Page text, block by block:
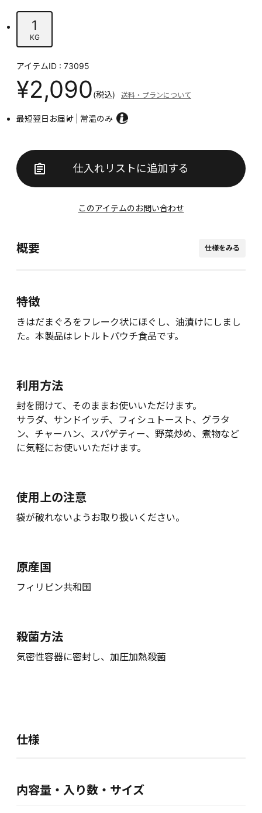
1
KG
アイテムID : 73095
¥2,090(税込) 送料・プランについて
最短翌日お届け 常温のみ
仕入れリストに追加する
このアイテムのお問い合わせ
概要 仕様をみる
特徴
きはだまぐろをフレーク状にほぐし、油漬けにしまし
た。本製品はレトルトパウチ食品です。
利用方法
封を開けて、そのままお使いいただけます。
サラダ、サンドイッチ、フィシュトースト、グラタ
ン、チャーハン、スパゲティー、野菜炒め、煮物など
に気軽にお使いいただけます。
使用上の注意
袋が破れないようお取り扱いください。
原産国
フィリピン共和国
殺菌方法
気密性容器に密封し、加圧加熱殺菌
仕様
内容量・入り数・サイズ